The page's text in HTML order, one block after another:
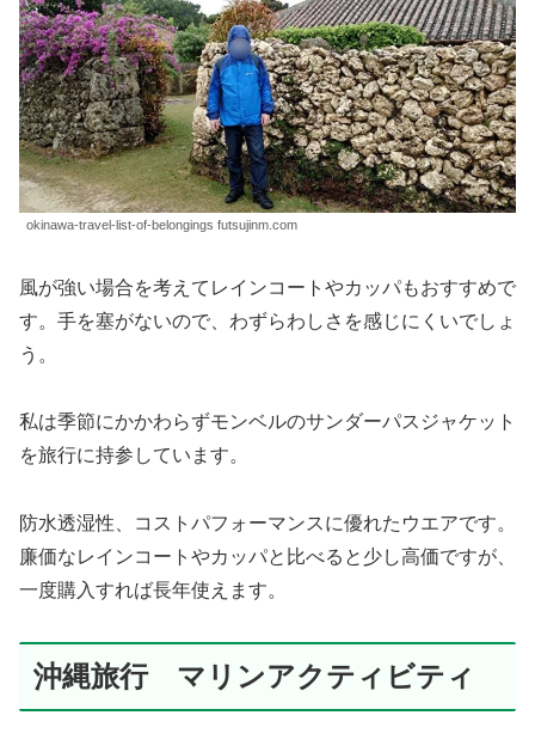
okinawa-travel-list-of-belongings futsujinm.com
風が強い場合を考えてレインコートやカッパもおすすめで
す。手を塞がないので、わずらわしさを感じにくいでしょ
う。
私は季節にかかわらずモンベルのサンダーパスジャケット
を旅行に持参しています。
防水透湿性、コストパフォーマンスに優れたウエアです。
廉価なレインコートやカッパと比べると少し高価ですが、
一度購入すれば長年使えます。
沖縄旅行 マリンアクティビティ